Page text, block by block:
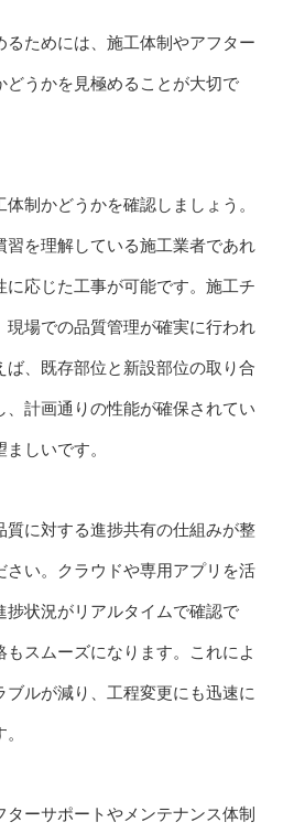
るためには、施工体制やアフター
どうかを見極めることが大切で
制かどうかを確認しましょう。
習を理解している施工業者であれ
に応じた工事が可能です。施工チ
現場での品質管理が確実に行われ
、既存部位と新設部位の取り合
、計画通りの性能が確保されてい
しいです。
質に対する進捗共有の仕組みが整
さい。クラウドや専用アプリを活
捗状況がリアルタイムで確認で
スムーズになります。これによ
ブルが減り、工程変更にも迅速に
ーサポートやメンテナンス体制